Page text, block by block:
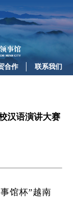
合作 联系我们
汉语演讲大赛
馆杯”越南